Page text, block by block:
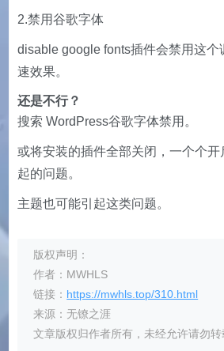
2.禁用谷歌字体
disable google fonts插件会禁用这个
速效果。
还是不行？
搜索 WordPress谷歌字体禁用。
或将安装的插件全部关闭，一个个开
起的问题。
主题也可能引起这类问题。
版权声明：
作者：MWHLS
链接： https://mwhls.top/310.html
来源：无镣之涯
文章版权归作者所有，未经允许请勿转